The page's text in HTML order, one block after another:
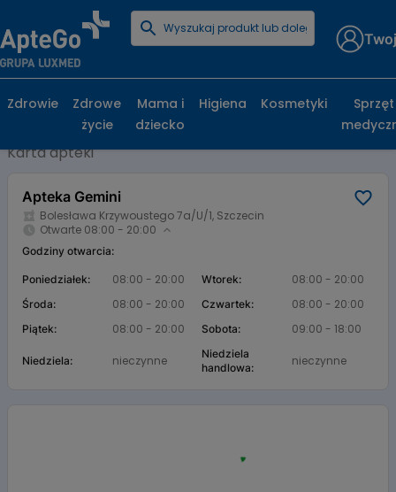
Strona główna
Apteka Gemini, Bolesława Krzywoustego
7a/U/1, Szczecin
Karta apteki
Apteka Gemini
Bolesława Krzywoustego 7a/U/1, Szczecin
Otwarte 08:00 - 20:00
Godziny otwarcia:
Poniedziałek: 08:00 - 20:00 Wtorek: 08:00 - 20:00
Środa: 08:00 - 20:00 Czwartek: 08:00 - 20:00
Piątek: 08:00 - 20:00 Sobota: 09:00 - 18:00
Niedziela: nieczynne
Niedziela
handlowa:
nieczynne
Zdrowie
Zdrowe
życie
Mama i
dziecko
Higiena Kosmetyki
Sprzęt